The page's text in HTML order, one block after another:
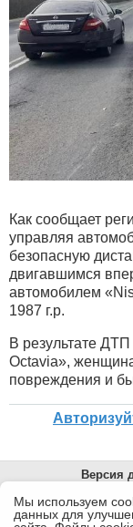
Как сообщает
управляя
безопасную
двигавшимся
автомобилем
1987 г.р.
В результате
Octavia»,
повреждения и
Версия
© 2026
Joomla!is Free
Мы используем
данных для